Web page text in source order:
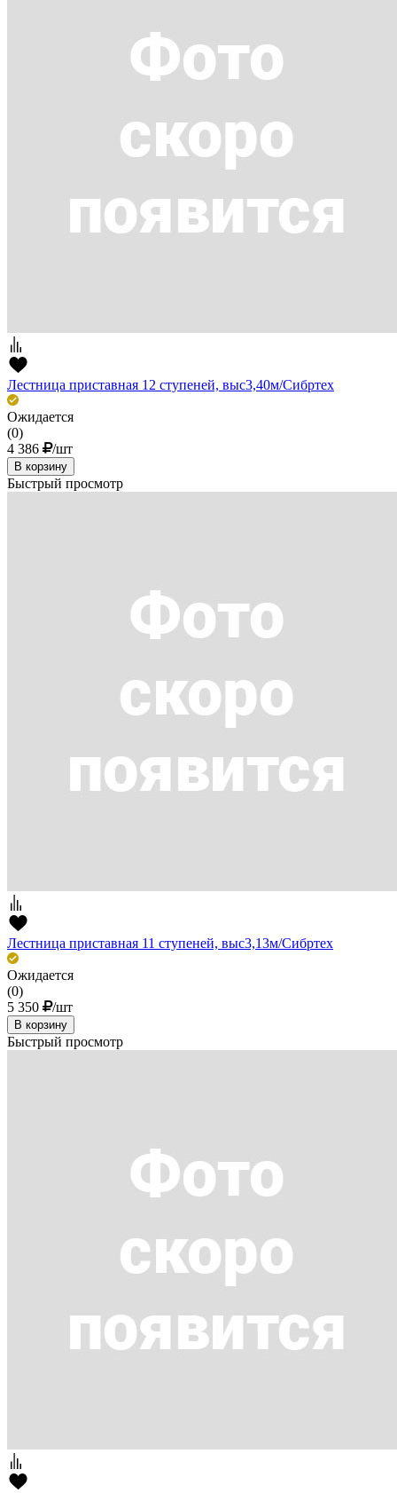
Лестница приставная 12 ступеней, выс3,40м/Сибртех
Ожидается
(0)
4 386
/шт
В корзину
Быстрый просмотр
Лестница приставная 11 ступеней, выс3,13м/Сибртех
Ожидается
(0)
5 350
/шт
В корзину
Быстрый просмотр